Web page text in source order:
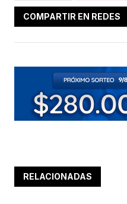
COMPARTIR EN REDES
RELACIONADAS